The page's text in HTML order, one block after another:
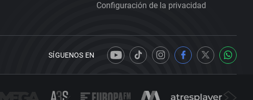
Configuración de la privacidad
SÍGUENOS EN